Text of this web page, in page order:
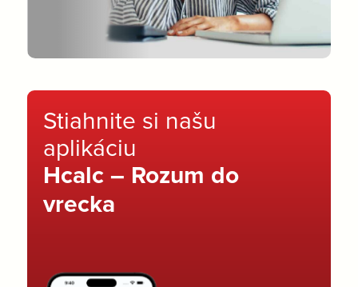
Stiahnite si našu
aplikáciu
Hcalc – Rozum do
vrecka